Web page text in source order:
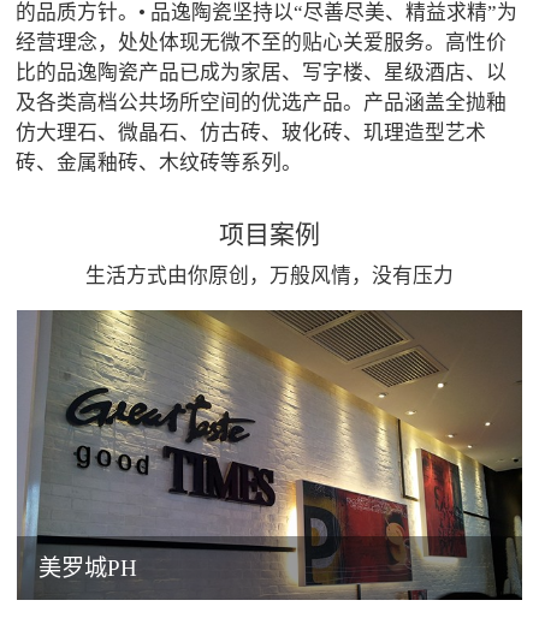
的品质方针。• 品逸陶瓷坚持以“尽善尽美、精益求精”为
经营理念，处处体现无微不至的贴心关爱服务。高性价
比的品逸陶瓷产品已成为家居、写字楼、星级酒店、以
及各类高档公共场所空间的优选产品。产品涵盖全抛釉
仿大理石、微晶石、仿古砖、玻化砖、玑理造型艺术
砖、金属釉砖、木纹砖等系列。
项目案例
生活方式由你原创，万般风情，没有压力
美罗城PH